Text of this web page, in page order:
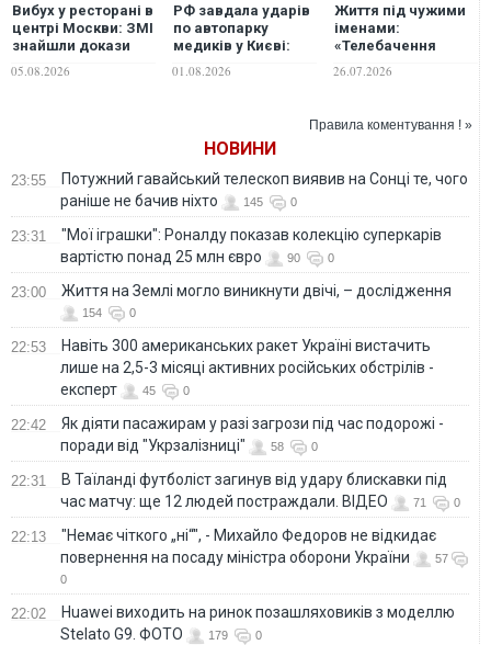
Вибух у ресторані в
центрі Москви: ЗМІ
знайшли докази
генерала Чайка
05.08.2026
РФ завдала ударів
по автопарку
медиків у Києві:
вигоріло вщент
01.08.2026
Життя під чужими
іменами:
«Телебачення
деталі життя
26.07.2026
Правила коментування ! »
НОВИНИ
23:55
Потужний гавайський телескоп виявив на Сонці те, чого
раніше не бачив ніхто
145 0
23:31
"Мої іграшки": Роналду показав колекцію суперкарів
вартістю понад 25 млн євро
90 0
23:00 Життя на Землі могло виникнути двічі, – дослідження
154 0
22:53
Навіть 300 американських ракет Україні вистачить
лише на 2,5-3 місяці активних російських обстрілів -
експерт
45 0
22:42
Як діяти пасажирам у разі загрози під час подорожі -
поради від "Укрзалізниці"
58 0
22:31
В Таїланді футболіст загинув від удару блискавки під
час матчу: ще 12 людей постраждали. ВІДЕО
71 0
22:13
"Немає чіткого „ні“", - Михайло Федоров не відкидає
повернення на посаду міністра оборони України
57
0
22:02
Huawei виходить на ринок позашляховиків з моделлю
Stelato G9. ФОТО
179 0